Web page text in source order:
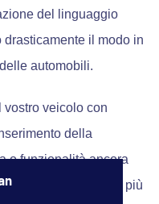
del linguaggio
drasticamente il modo in
automobili.
vostro veicolo con
della
o funzionalità ancora
a distanza non sono più